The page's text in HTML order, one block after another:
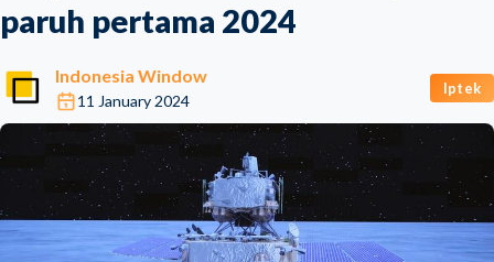
paruh pertama 2024
Indonesia Window
11 January 2024
Iptek